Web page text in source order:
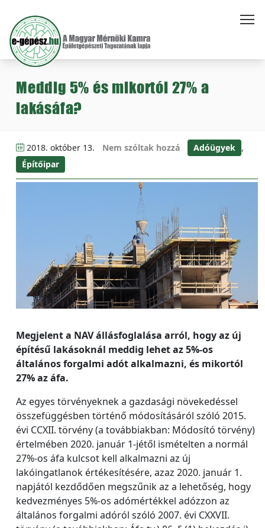
Meddig 5% és mikortól 27% a
lakásáfa?
2018. október 13. Nem szóltak hozzá Adóügyek ,
Építőipar
Megjelent a NAV állásfoglalása arról, hogy az új
építésű lakásoknál meddig lehet az 5%-os
általános forgalmi adót alkalmazni, és mikortól
27% az áfa.
Az egyes törvényeknek a gazdasági növekedéssel
összefüggésben történő módosításáról szóló 2015.
évi CCXII. törvény (a továbbiakban: Módosító törvény)
értelmében 2020. január 1-jétől ismételten a normál
27%-os áfa kulcsot kell alkalmazni az új
lakóingatlanok értékesítésére, azaz 2020. január 1.
napjától kezdődően megszűnik az a lehetőség, hogy
kedvezményes 5%-os adómértékkel adózzon az
általános forgalmi adóról szóló 2007. évi CXXVII.